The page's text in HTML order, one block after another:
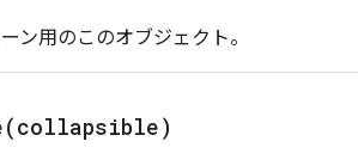
ン用のこのオブジェクト。
collapsible)